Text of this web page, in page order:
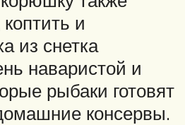
и
из снетка
наваристой и
рыбаки готовят
консервы.